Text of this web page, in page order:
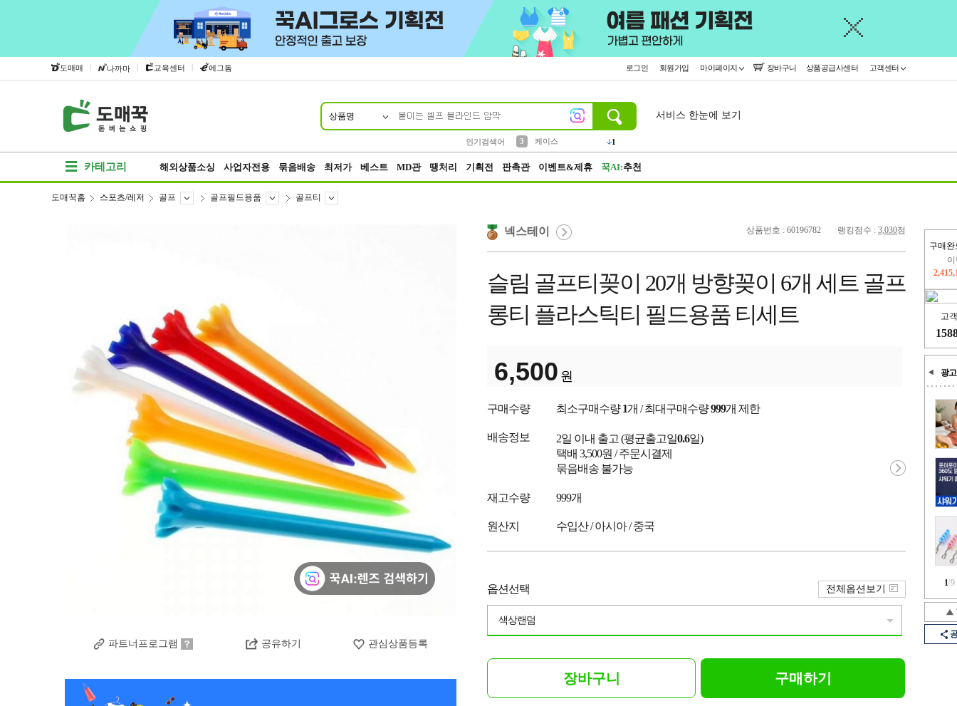
도매매 | 나까마 | 교육센터 | 에그돔 로그인 회원가입 마이페이지 장바구니 상품공급사센터 고객센터
상품명
인기검색어
4
파우치
3
서비스 한눈에 보기
카테고리 해외상품소싱 사업자전용 묶음배송 최저가 베스트 MD관 땡처리 기획전 판촉관 이벤트&제휴 꾹AI:추천
구매완
고
광고
1/9
도매꾹홈 스포츠/레저 골프 골프필드용품 골프티
파트너프로그램 공유하기 관심상품등록
상품번호 : 60196782 랭킹점수 : 3,030점
넥스테이
슬림 골프티꽂이 20개 방향꽂이 6개 세트 골프
롱티 플라스틱티 필드용품 티세트
6,500 원
구매수량 최소구매수량1개 / 최대구매수량999개 제한
배송정보 2일 이내 출고 (평균출고일0.6일)
택배 3,500원 / 주문시결제
묶음배송 불가능
재고수량 999개
원산지 수입산 / 아시아 / 중국
옵션선택
색상랜덤
전체옵션보기
장바구니 구매하기